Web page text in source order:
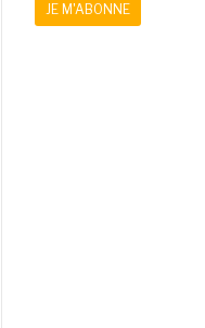
JE M'ABONNE